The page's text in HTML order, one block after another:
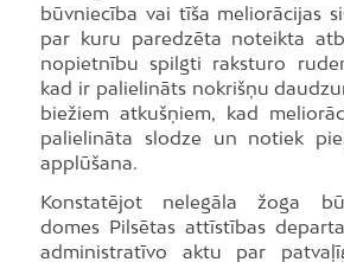
būvniecība vai tīša meliorācijas
par kuru paredzēta noteikta
nopietnību spilgti raksturo
kad ir palielināts nokrišņu
biežiem atkušņiem, kad
palielināta slodze un notiek
applūšana.
Konstatējot nelegāla žoga
domes Pilsētas attīstības
administratīvo aktu par